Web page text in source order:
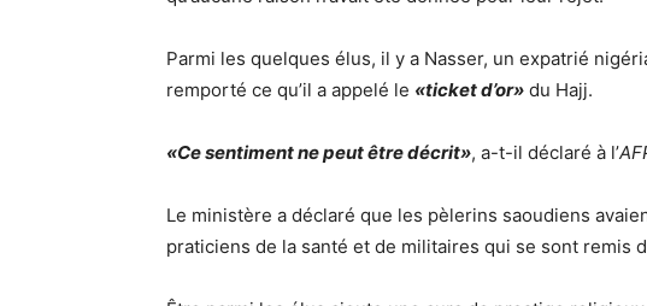
Parmi les quelques élus, il y a Nasser, un expatrié
remporté ce qu’il a appelé le «ticket d’or» du Hajj.
«Ce sentiment ne peut être décrit», a-t-il déclaré à l’
Le ministère a déclaré que les pèlerins saoudiens
praticiens de la santé et de militaires qui se sont remis